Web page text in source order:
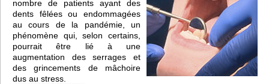
nombre de patients ayant des
dents fêlées ou endommagées
au cours de la pandémie, un
phénomène qui, selon certains,
pourrait être lié à une
augmentation des serrages et
des grincements de mâchoire
dus au stress.